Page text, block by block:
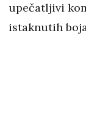
upečatljivi
istaknutih